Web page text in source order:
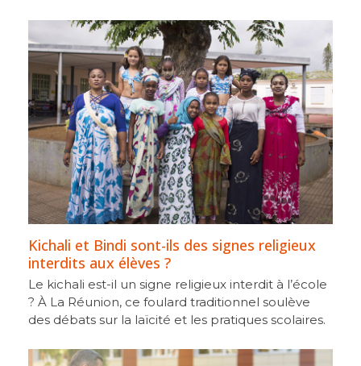
Kichali et Bindi sont-ils des signes religieux
interdits aux élèves ?
Le kichali est-il un signe religieux interdit à l’école
? À La Réunion, ce foulard traditionnel soulève
des débats sur la laïcité et les pratiques scolaires.